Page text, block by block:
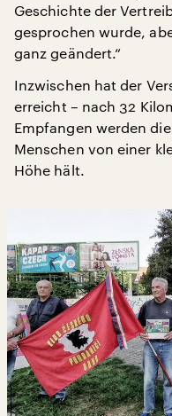
Geschichte der
gesprochen wurde,
ganz geändert.“
Inzwischen hat der
erreicht – nach 32
Empfangen werden
Menschen von einer
Höhe hält.